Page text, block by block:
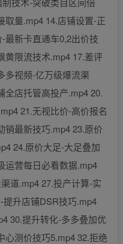
取量.mp4 14.店铺设置-正
最新卡直通车0,2出价技
黄限流技术.mp4 17.差评
多视频-亿万级爆流渠
全店托管高投产.mp4 20.
21.无视比价-高价报名
销最新技巧.mp4 23.原价
24.原价大足-大足叠加
运营每日必看数据.mp4
道.mp4 27.投产计算-实
升店铺DSR技巧.mp4
30.提升转化-多多叠加优
心测价技巧5.mp4 32.拒绝